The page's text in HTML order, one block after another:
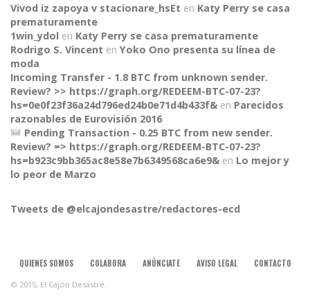
CONNECT
Vivod iz zapoya v stacionare_hsEt en Katy Perry se casa
prematuramente
1win_ydol en Katy Perry se casa prematuramente
Rodrigo S. Vincent en Yoko Ono presenta su línea de
moda
Incoming Transfer - 1.8 BTC from unknown sender.
Review? >> https://graph.org/REDEEM-BTC-07-23?
hs=0e0f23f36a24d796ed24b0e71d4b433f& en Parecidos
razonables de Eurovisión 2016
Pending Transaction - 0.25 BTC from new sender.
Review? => https://graph.org/REDEEM-BTC-07-23?
hs=b923c9bb365ac8e58e7b6349568ca6e9& en Lo mejor y
lo peor de Marzo
Tweets de @elcajondesastre/redactores-ecd
QUIENES SOMOS COLABORA ANÚNCIATE AVISO LEGAL CONTACTO
© 2015, El Cajón Desastre.